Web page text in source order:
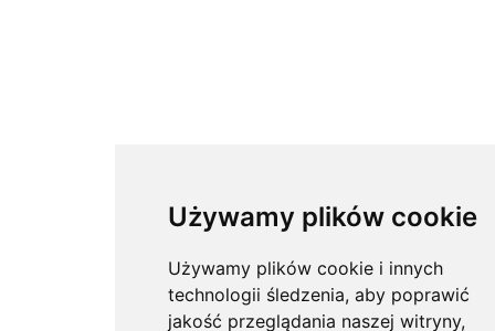
Używamy plików cookie
Używamy plików cookie i innych
technologii śledzenia, aby poprawić
jakość przeglądania naszej witryny,